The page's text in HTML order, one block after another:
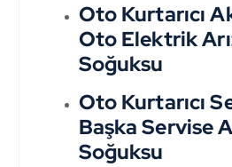
Oto Kurtarıcı
Oto Elektrik
Soğuksu
Oto Kurtarıcı
Başka Servise
Soğuksu